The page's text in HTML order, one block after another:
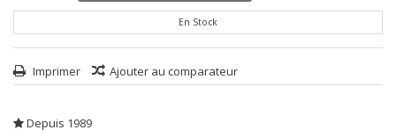
En Stock
Imprimer Ajouter au comparateur
Depuis 1989